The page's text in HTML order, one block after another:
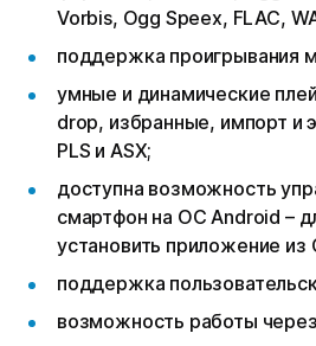
Vorbis, Ogg Speex, FLAC,
поддержка проигрывания
умные и динамические
drop, избранные, импорт и
PLS и ASX;
доступна возможность
смартфон на ОС Android –
установить приложение из
поддержка
возможность работы